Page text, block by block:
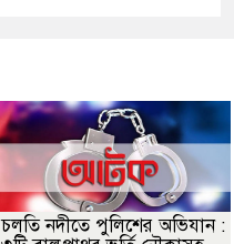
চলতি নদীতে পুলিশের অভিযান :